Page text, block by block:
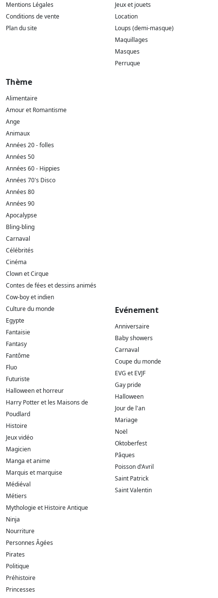
Mentions Légales
Conditions de vente
Plan du site
Jeux et jouets
Location
Loups (demi-masque)
Maquillages
Masques
Perruque
Thème
Alimentaire
Amour et Romantisme
Ange
Animaux
Années 20 - folles
Années 50
Années 60 - Hippies
Années 70's Disco
Années 80
Années 90
Apocalypse
Bling-bling
Carnaval
Célébrités
Cinéma
Clown et Cirque
Contes de fées et dessins animés
Cow-boy et indien
Culture du monde
Egypte
Fantaisie
Fantasy
Fantôme
Fluo
Futuriste
Halloween et horreur
Harry Potter et les Maisons de
Poudlard
Histoire
Jeux vidéo
Magicien
Manga et anime
Marquis et marquise
Médiéval
Métiers
Mythologie et Histoire Antique
Ninja
Nourriture
Personnes Âgées
Pirates
Politique
Préhistoire
Princesses
Evénement
Anniversaire
Baby showers
Carnaval
Coupe du monde
EVG et EVJF
Gay pride
Halloween
Jour de l'an
Mariage
Noël
Oktoberfest
Pâques
Poisson d'Avril
Saint Patrick
Saint Valentin